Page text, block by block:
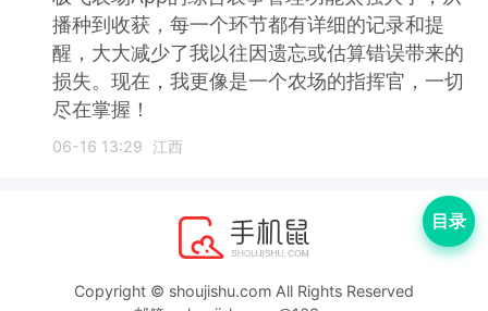
播种到收获，每一个环节都有详细的记录和提
醒，大大减少了我以往因遗忘或估算错误带来的
损失。现在，我更像是一个农场的指挥官，一切
尽在掌握！
06-16 13:29 江西
目录
Copyright © shoujishu.com All Rights Reserved